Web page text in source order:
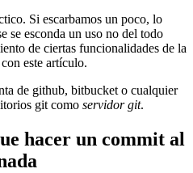
Si escarbamos un poco, lo
se esconda un uso no del todo
de ciertas funcionalidades de la
este artículo.
de github, bitbucket o cualquier
git como servidor git.
hacer un commit al